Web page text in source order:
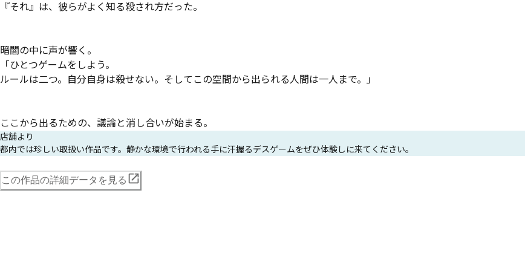
『それ』は、彼らがよく知る殺され方だった。
暗闇の中に声が響く。
「ひとつゲームをしよう。
ルールは二つ。自分自身は殺せない。そしてこの空間から出られる人間は一人まで。」
ここから出るための、議論と消し合いが始まる。
店舗より
都内では珍しい取扱い作品です。静かな環境で行われる手に汗握るデスゲームをぜひ体験しに来てください。
この作品の詳細データを見る